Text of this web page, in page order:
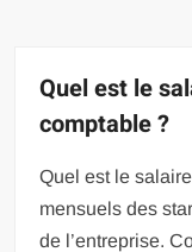
Quel est le
comptable ?
Quel est le
mensuels des
de l’entreprise.